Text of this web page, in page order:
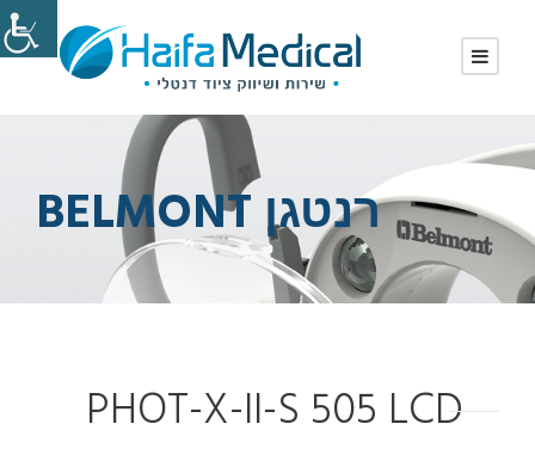
רנטגן BELMONT
PHOT-X-II-S 505 LCD